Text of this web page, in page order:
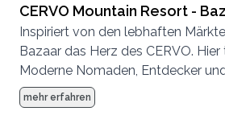
CERVO Mountain Resort -
Inspiriert von den lebhaften
Bazaar das Herz des CERVO.
Moderne Nomaden, Entdecker
Atmosphäre ist entspannt, es wird
getrunken, getroffen, gespeist.
mehr erfahren